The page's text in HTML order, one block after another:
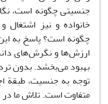
جنسیتی چگونه است،
خانواده و نیز
چگونه است؟ پاسخ به
ارزش‌ها و نگرش‌های
بهبود می‌بخشد. بدون
توجه به جنسیت، طبقة
متفاوت است. تلاش ما در